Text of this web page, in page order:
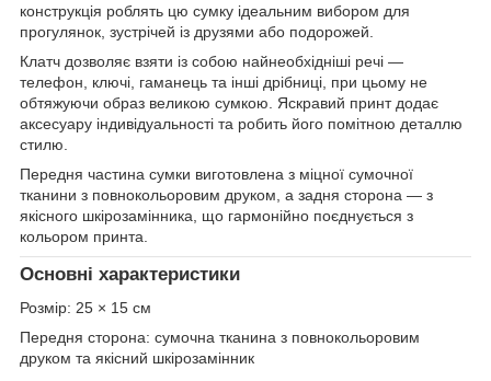
конструкція роблять цю сумку ідеальним вибором для
прогулянок, зустрічей із друзями або подорожей.
Клатч дозволяє взяти із собою найнеобхідніші речі —
телефон, ключі, гаманець та інші дрібниці, при цьому не
обтяжуючи образ великою сумкою. Яскравий принт додає
аксесуару індивідуальності та робить його помітною деталлю
стилю.
Передня частина сумки виготовлена з міцної сумочної
тканини з повнокольоровим друком, а задня сторона — з
якісного шкірозамінника, що гармонійно поєднується з
кольором принта.
Основні характеристики
Розмір: 25 × 15 см
Передня сторона: сумочна тканина з повнокольоровим
друком та якісний шкірозамінник